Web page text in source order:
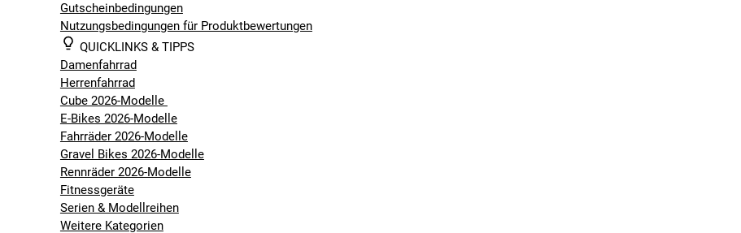
Gutscheinbedingungen
Nutzungsbedingungen für Produktbewertungen
QUICKLINKS & TIPPS
Damenfahrrad
Herrenfahrrad
Cube 2026-Modelle
E-Bikes 2026-Modelle
Fahrräder 2026-Modelle
Gravel Bikes 2026-Modelle
Rennräder 2026-Modelle
Fitnessgeräte
Serien & Modellreihen
Weitere Kategorien